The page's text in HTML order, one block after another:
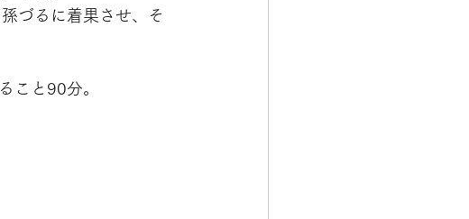
づるに着果させ、そ
こと90分。